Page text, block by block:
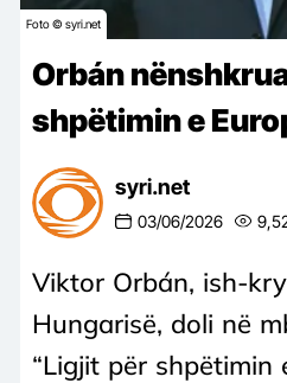
Foto © syri.net
Orbán
shpëtimin e
syri.net
03/06/2026
Viktor Orbán, ish-
Hungarisë, doli në
“Ligjit për shpëtimin